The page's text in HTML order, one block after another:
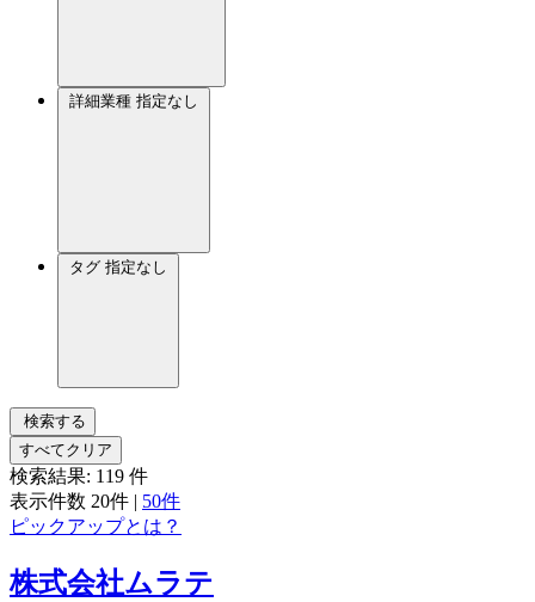
詳細業種 指定なし
タグ 指定なし
検索する
すべてクリア
検索結果: 119 件
表示件数 20件 | 50件
ピックアップとは？
株式会社ムラテ